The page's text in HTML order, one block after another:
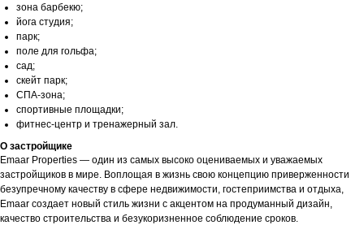
зона барбекю;
йога студия;
парк;
поле для гольфа;
сад;
скейт парк;
СПА-зона;
спортивные площадки;
фитнес-центр и тренажерный зал.
О застройщике
Emaar Properties — один из самых высоко оцениваемых и уважаемых
застройщиков в мире. Воплощая в жизнь свою концепцию приверженности
безупречному качеству в сфере недвижимости, гостеприимства и отдыха,
Emaar создает новый стиль жизни с акцентом на продуманный дизайн,
качество строительства и безукоризненное соблюдение сроков.